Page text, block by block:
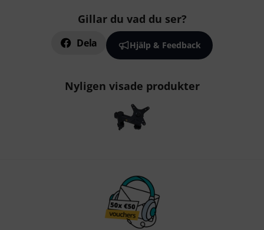
Gillar du vad du ser?
Dela Hjälp & Feedback
Nyligen visade produkter